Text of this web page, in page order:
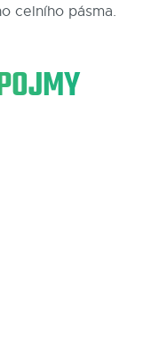
celního pásma.